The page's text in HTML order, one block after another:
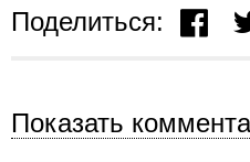
Поделиться:
Показать